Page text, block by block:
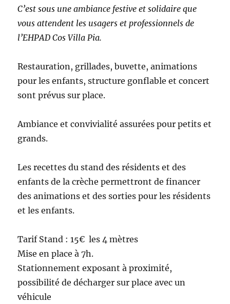
C’est sous une ambiance festive et solidaire que
vous attendent les usagers et professionnels de
l’EHPAD Cos Villa Pia.
Restauration, grillades, buvette, animations
pour les enfants, structure gonflable et concert
sont prévus sur place.
Ambiance et convivialité assurées pour petits et
grands.
Les recettes du stand des résidents et des
enfants de la crèche permettront de financer
des animations et des sorties pour les résidents
et les enfants.
Tarif Stand : 15€ les 4 mètres
Mise en place à 7h.
Stationnement exposant à proximité,
possibilité de décharger sur place avec un
véhicule